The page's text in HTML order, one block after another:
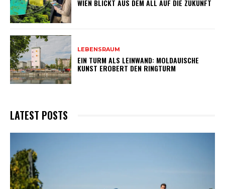
WIEN BLICKT AUS DEM ALL AUF DIE ZUKUNFT
LEBENSRAUM
EIN TURM ALS LEINWAND: MOLDAUISCHE
KUNST EROBERT DEN RINGTURM
LATEST POSTS